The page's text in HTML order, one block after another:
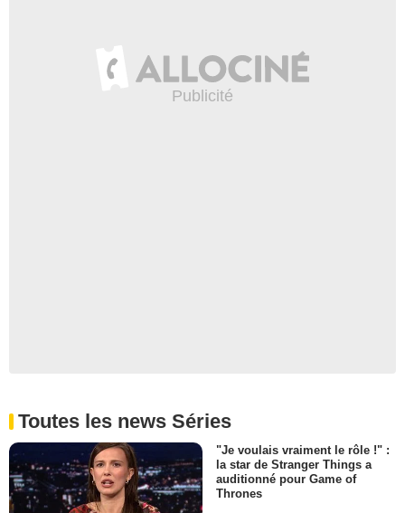
Toutes les news Séries
"Je voulais vraiment le rôle !" :
la star de Stranger Things a
auditionné pour Game of
Thrones